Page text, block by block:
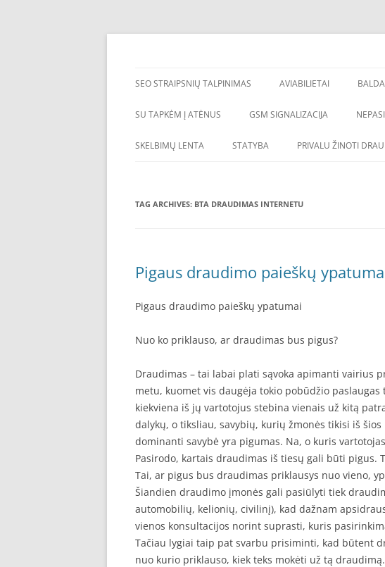
Skip
SEO STRAIPSNIŲ TALPINIMAS AVIABILIETAI
SU TAPKĖM Į ATĖNUS GSM SIGNALIZACIJA
SKELBIMŲ LENTA STATYBA PRIVALU ŽINOTI
TAG ARCHIVES: BTA DRAUDIMAS INTERNETU
Pigaus draudimo paieškų
Pigaus draudimo paieškų ypatumai
Nuo ko priklauso, ar draudimas bus pigus?
Draudimas – tai labai plati sąvoka apimanti vairius
metu, kuomet vis daugėja tokio pobūdžio
kiekviena iš jų vartotojus stebina vienais už kitą
dalykų, o tiksliau, savybių, kurių žmonės tikisi iš
dominanti savybė yra pigumas. Na, o kuris
Pasirodo, kartais draudimas iš tiesų gali būti pigus.
Tai, ar pigus bus draudimas priklausys nuo vieno,
Šiandien draudimo įmonės gali pasiūlyti tiek
automobilių, kelionių, civilinį), kad dažnam
vienos konsultacijos norint suprasti, kuris
Tačiau lygiai taip pat svarbu prisiminti, kad būtent
nuo kurio priklauso, kiek teks mokėti už tą